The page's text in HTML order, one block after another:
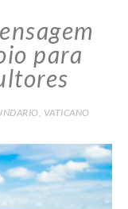
para
, VATICANO